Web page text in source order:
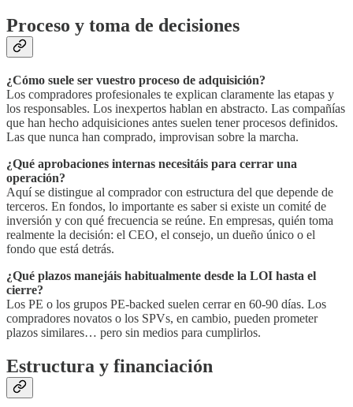
Proceso y toma de decisiones
¿Cómo suele ser vuestro proceso de adquisición?
Los compradores profesionales te explican claramente las etapas y
los responsables. Los inexpertos hablan en abstracto. Las compañías
que han hecho adquisiciones antes suelen tener procesos definidos.
Las que nunca han comprado, improvisan sobre la marcha.
¿Qué aprobaciones internas necesitáis para cerrar una
operación?
Aquí se distingue al comprador con estructura del que depende de
terceros. En fondos, lo importante es saber si existe un comité de
inversión y con qué frecuencia se reúne. En empresas, quién toma
realmente la decisión: el CEO, el consejo, un dueño único o el
fondo que está detrás.
¿Qué plazos manejáis habitualmente desde la LOI hasta el
cierre?
Los PE o los grupos PE-backed suelen cerrar en 60-90 días. Los
compradores novatos o los SPVs, en cambio, pueden prometer
plazos similares… pero sin medios para cumplirlos.
Estructura y financiación